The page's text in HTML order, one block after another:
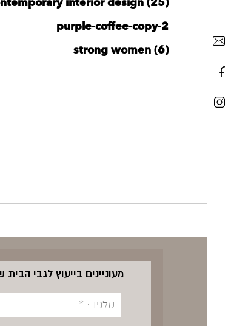
purple-coffee-copy-2
strong women (6)
מעוניינים בייעוץ לגבי